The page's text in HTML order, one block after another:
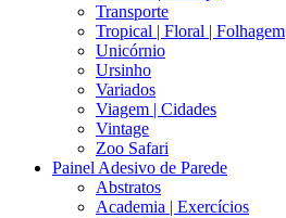
Transporte
Tropical | Floral | Folhagem
Unicórnio
Ursinho
Variados
Viagem | Cidades
Vintage
Zoo Safari
Painel Adesivo de Parede
Abstratos
Academia | Exercícios